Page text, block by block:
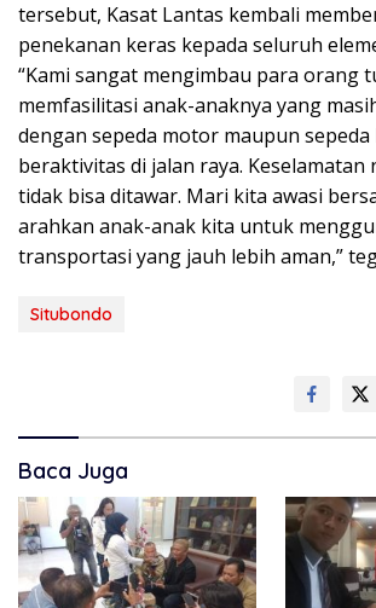
tersebut, Kasat Lantas kembali
penekanan keras kepada seluruh
“Kami sangat mengimbau para orang
memfasilitasi anak-anaknya yang
dengan sepeda motor maupun
beraktivitas di jalan raya. Keselamatan
tidak bisa ditawar. Mari kita awasi
arahkan anak-anak kita untuk
transportasi yang jauh lebih aman,”
Situbondo
Baca Juga